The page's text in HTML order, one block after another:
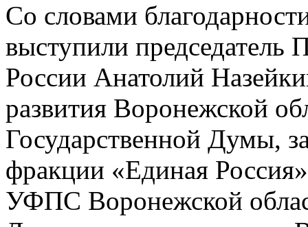
Со словами
выступили председатель
России Анатолий
развития Воронежской
Государственной Думы,
фракции «Единая
УФПС Воронежской